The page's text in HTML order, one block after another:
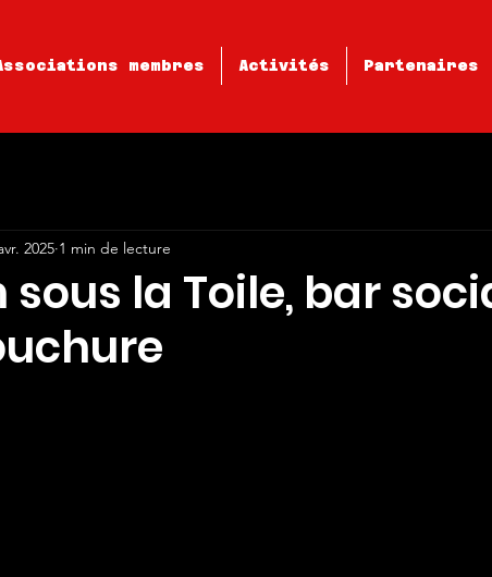
membres Activités Partenaires
sous la Toile, bar
2025 1 min de lecture